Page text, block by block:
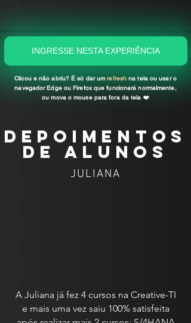
INGRESSE NESTA EXPERIÊNCIA
Clicou e não abriu? É só dar umrefresh na tela ou usar o
navegador Edge ou Firefox que funcionará normalmente,
ou mova o mouse para fora da tela ❤️️
depoimentos
de alunos
JULIANA
A Juliana já fez 4 cursos na Creative-TI
e mais uma vez saiu 100% satisfeita